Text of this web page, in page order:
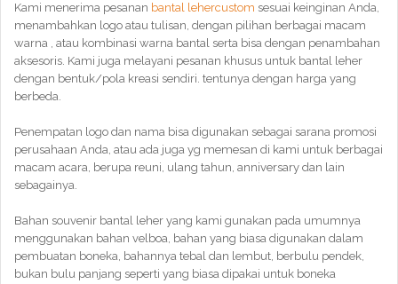
Kami menerima pesanan bantal lehercustom sesuai keinginan Anda,
menambahkan logo atau tulisan, dengan pilihan berbagai macam
warna , atau kombinasi warna bantal serta bisa dengan penambahan
aksesoris. Kami juga melayani pesanan khusus untuk bantal leher
dengan bentuk/pola kreasi sendiri. tentunya dengan harga yang
berbeda.
Penempatan logo dan nama bisa digunakan sebagai sarana promosi
perusahaan Anda, atau ada juga yg memesan di kami untuk berbagai
macam acara, berupa reuni, ulang tahun, anniversary dan lain
sebagainya.
Bahan souvenir bantal leher yang kami gunakan pada umumnya
menggunakan bahan velboa, bahan yang biasa digunakan dalam
pembuatan boneka, bahannya tebal dan lembut, berbulu pendek,
bukan bulu panjang seperti yang biasa dipakai untuk boneka